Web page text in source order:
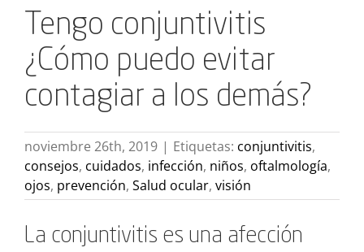
Tengo conjuntivitis
¿Cómo puedo evitar
contagiar a los demás?
noviembre 26th, 2019 | Etiquetas: conjuntivitis,
consejos, cuidados, infección, niños, oftalmología,
ojos, prevención, Salud ocular, visión
La conjuntivitis es una afección